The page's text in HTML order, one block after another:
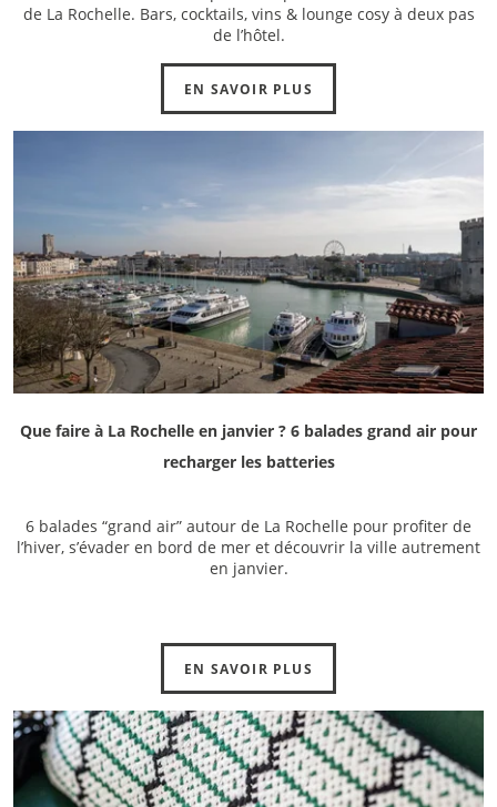
de La Rochelle. Bars, cocktails, vins & lounge cosy à deux pas
de l’hôtel.
EN SAVOIR PLUS
Que faire à La Rochelle en janvier ? 6 balades grand air pour
recharger les batteries
6 balades “grand air” autour de La Rochelle pour profiter de
l’hiver, s’évader en bord de mer et découvrir la ville autrement
en janvier.
EN SAVOIR PLUS